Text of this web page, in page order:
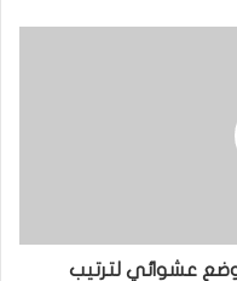
عشوائي لترتيب